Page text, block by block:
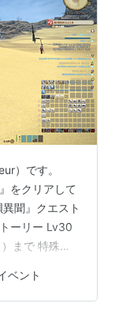
）です。
をクリアして
聞』クエスト
ーリー Lv30
まで 特殊
たてで、挑
くのですが…
ベント